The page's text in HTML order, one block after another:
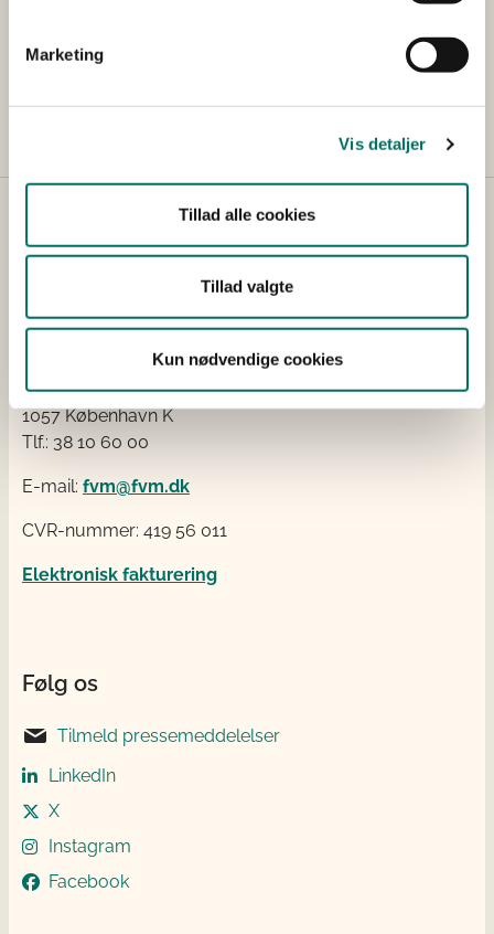
Marketing
Vis detaljer
Tillad alle cookies
Tillad valgte
Kun nødvendige cookies
Engelsk logo på fire linjer - grøn
Holbergsgade 6
1057 København K
Tlf.: 38 10 60 00
E-mail: fvm@fvm.dk
CVR-nummer: 419 56 011
Elektronisk fakturering
Følg os
Tilmeld pressemeddelelser
LinkedIn
X
Instagram
Facebook